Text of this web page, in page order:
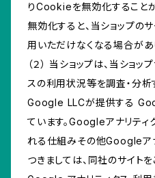
りCookieを無効化すること
無効化すると、当ショップの
用いただけなくなる場合があ
（２） 当ショップは、当ショ
スの利用状況等を調査・分析
Google LLCが提供する
ています。Googleアナリティ
れる仕組みその他Googleア
つきましては、同社のサイトを